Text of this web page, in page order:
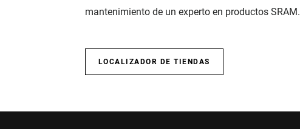
mantenimiento de un experto en productos SRAM.
LOCALIZADOR DE TIENDAS